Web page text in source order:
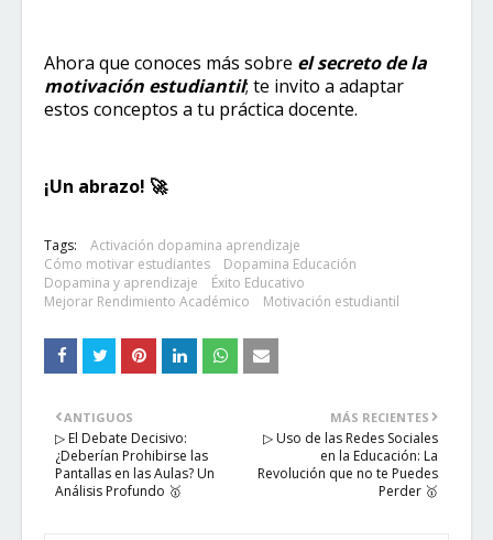
Ahora que conoces más sobre el secreto de la
motivación estudiantil; te invito a adaptar
estos conceptos a tu práctica docente.
¡Un abrazo! 🚀​
Tags:
Activación dopamina aprendizaje
Cómo motivar estudiantes
Dopamina Educación
Dopamina y aprendizaje
Éxito Educativo
Mejorar Rendimiento Académico
Motivación estudiantil
MÁS RECIENTES
▷ Uso de las Redes Sociales
en la Educación: La
Revolución que no te Puedes
Perder 🥇
ANTIGUOS
▷ El Debate Decisivo:
¿Deberían Prohibirse las
Pantallas en las Aulas? Un
Análisis Profundo 🥇